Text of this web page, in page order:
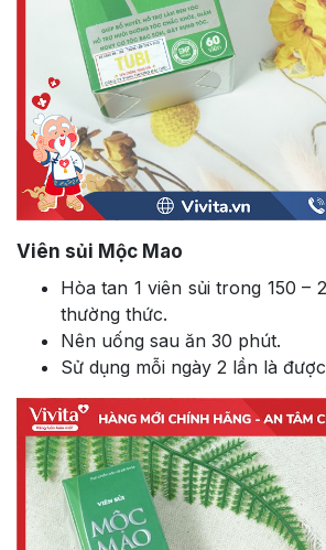
Viên sủi Mộc Mao
Hòa tan 1 viên sủi trong 150 –
thường thức.
Nên uống sau ăn 30 phút.
Sử dụng mỗi ngày 2 lần là